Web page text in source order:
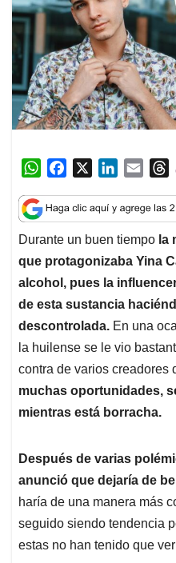
W
a
t
s
A
p
p
c
e
b
o
o
k
n
k
e
d
I
n
a
i
l
T
r
e
a
d
s
Durante un buen tiempo la
que protagonizaba Yina
alcohol, pues la
de esta sustancia
descontrolada. En una
la huilense se le vio
contra de varios creadores
muchas oportunidades,
mientras está borracha.
Después de varias
anunció que dejaría de
haría de una manera más
seguido siendo tendencia
estas no han tenido que